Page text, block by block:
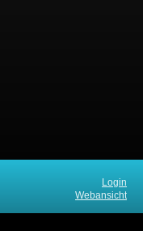
Login
Webansicht